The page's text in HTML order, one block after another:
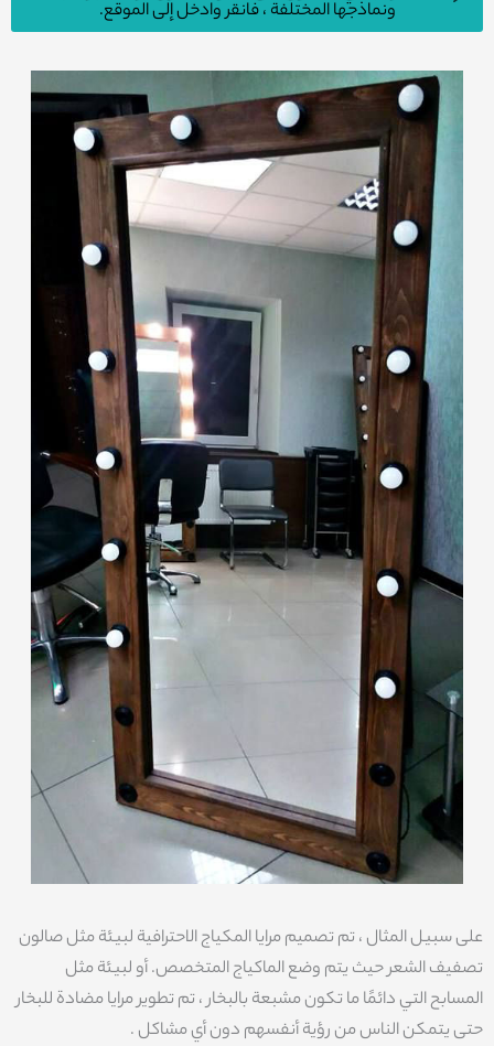
ونماذجها المختلفة ، فانقر وادخل إلى الموقع.
على سبيل المثال ، تم تصميم مرايا المكياج الاحترافية لبيئة مثل صالون
تصفيف الشعر حيث يتم وضع الماكياج المتخصص. أو لبيئة مثل
المسابح التي دائمًا ما تكون مشبعة بالبخار ، تم تطوير مرايا مضادة للبخار
حتى يتمكن الناس من رؤية أنفسهم دون أي مشاكل .